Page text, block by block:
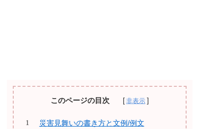
このページの目次
災害見舞いの書き方と文例/例文